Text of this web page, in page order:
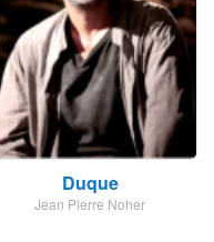
Duque
Jean Pierre Noher